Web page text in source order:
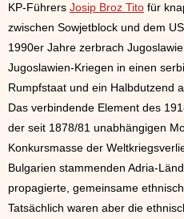
KP-Führers Josip Broz Tito für
zwischen Sowjetblock und dem
1990er Jahre zerbrach
Jugoslawien-Kriegen in einen
Rumpfstaat und ein Halbdutzend
Das verbindende Element des
der seit 1878/81 unabhängigen
Konkursmasse der
Bulgarien stammenden Adria-
propagierte, gemeinsame
Tatsächlich waren aber die